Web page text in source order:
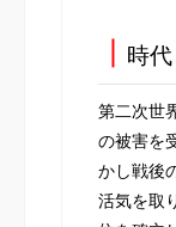
時
第二次世
の被害を
かし戦後
活気を取